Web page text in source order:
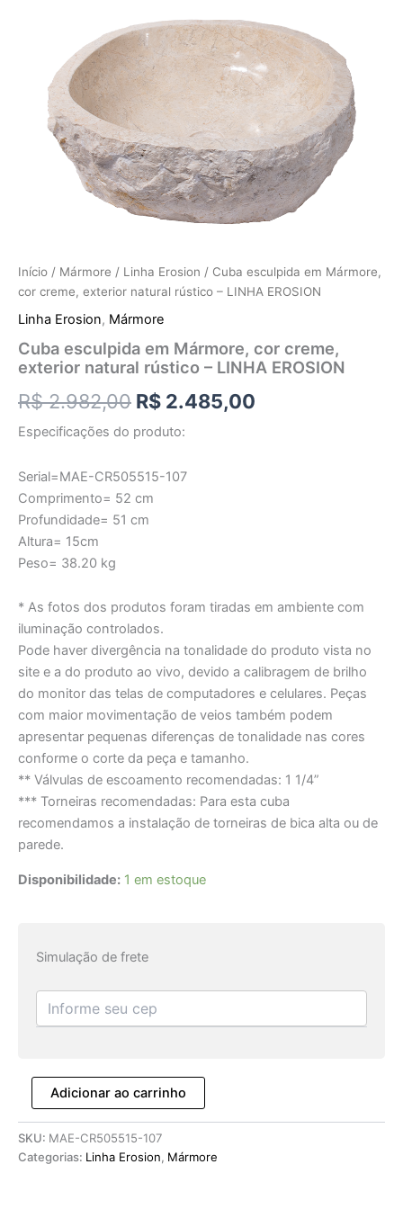
Início / Mármore / Linha Erosion / Cuba esculpida em Mármore,
cor creme, exterior natural rústico – LINHA EROSION
Linha Erosion, Mármore
Cuba esculpida em Mármore, cor creme,
exterior natural rústico – LINHA EROSION
R$2.982,00 R$ 2.485,00
Especificações do produto:
Serial=MAE-CR505515-107
Comprimento= 52 cm
Profundidade= 51 cm
Altura= 15cm
Peso= 38.20 kg
* As fotos dos produtos foram tiradas em ambiente com
iluminação controlados.
Pode haver divergência na tonalidade do produto vista no
site e a do produto ao vivo, devido a calibragem de brilho
do monitor das telas de computadores e celulares. Peças
com maior movimentação de veios também podem
apresentar pequenas diferenças de tonalidade nas cores
conforme o corte da peça e tamanho.
** Válvulas de escoamento recomendadas: 1 1/4”
*** Torneiras recomendadas: Para esta cuba
recomendamos a instalação de torneiras de bica alta ou de
parede.
Disponibilidade: 1 em estoque
Simulação de frete
Adicionar ao carrinho
SKU: MAE-CR505515-107
Categorias: Linha Erosion, Mármore